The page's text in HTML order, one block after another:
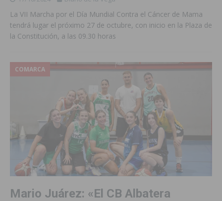
La VII Marcha por el Día Mundial Contra el Cáncer de Mama
tendrá lugar el próximo 27 de octubre, con inicio en la Plaza de
la Constitución, a las 09.30 horas
COMARCA
Mario Juárez: «El CB Albatera